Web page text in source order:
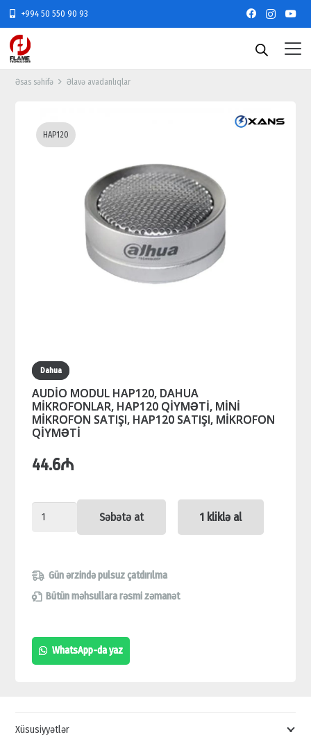
+994 50 550 90 93
Əsas səhifə Əlavə avadanlıqlar
HAP120
Dahua
AUDİO MODUL HAP120, DAHUA
MİKROFONLAR, HAP120 QİYMƏTİ, MİNİ
MİKROFON SATIŞI, HAP120 SATIŞI, MİKROFON
QİYMƏTİ
44.6₼
AUDİO
DAHUA
MİKROFONLAR,
QİYMƏTİ,
MİNİ
Səbətə at 1 kliklə al
Gün ərzində pulsuz çatdırılma
Bütün məhsullara rəsmi zəmanət
WhatsApp-da yaz
Xüsusiyyətlər